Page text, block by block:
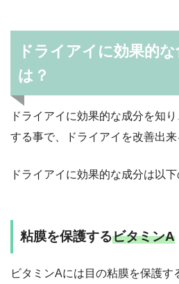
ドライアイに効果的
は？
ドライアイに効果的な成分を知
する事で、ドライアイを改善出来
ドライアイに効果的な成分は以下
粘膜を保護するビタミンA
ビタミンAには目の粘膜を保護す